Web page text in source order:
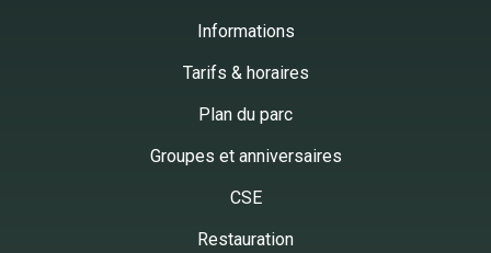
Informations
Tarifs & horaires
Plan du parc
Groupes et anniversaires
CSE
Restauration